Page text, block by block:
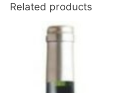
Related products